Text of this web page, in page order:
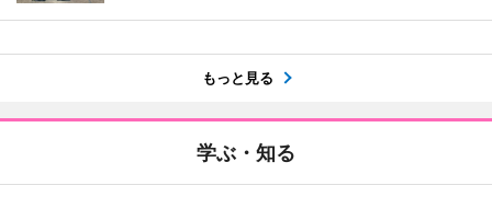
もっと見る
学ぶ・知る